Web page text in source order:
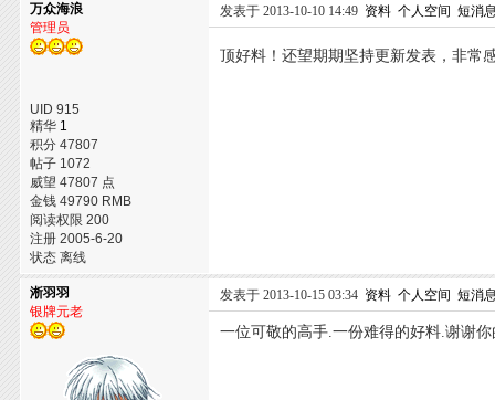
万众海浪
管理员
UID 915
精华 1
积分 47807
帖子 1072
威望 47807 点
金钱 49790 RMB
阅读权限 200
注册 2005-6-20
状态 离线
发表于 2013-10-10 14:49 资料 个人空间 短消
顶好料！还望期期坚持更新发表，非常
淅羽羽
银牌元老
发表于 2013-10-15 03:34 资料 个人空间 短消
一位可敬的高手.一份难得的好料.谢谢